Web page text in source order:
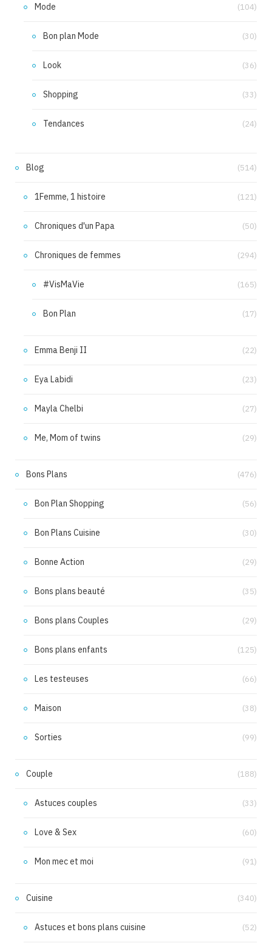
Mode (104)
Bon plan Mode (30)
Look (36)
Shopping (33)
Tendances (24)
Blog (514)
1Femme, 1 histoire (121)
Chroniques d'un Papa (50)
Chroniques de femmes (294)
#VisMaVie (165)
Bon Plan (17)
Emma Benji II (22)
Eya Labidi (23)
Mayla Chelbi (27)
Me, Mom of twins (29)
Bons Plans (476)
Bon Plan Shopping (56)
Bon Plans Cuisine (30)
Bonne Action (29)
Bons plans beauté (35)
Bons plans Couples (29)
Bons plans enfants (125)
Les testeuses (66)
Maison (38)
Sorties (99)
Couple (188)
Astuces couples (33)
Love & Sex (60)
Mon mec et moi (91)
Cuisine (340)
Astuces et bons plans cuisine (52)